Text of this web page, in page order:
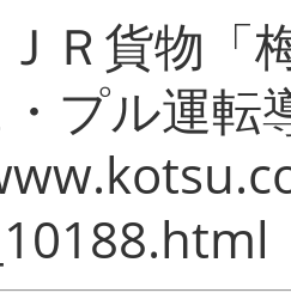
Ｒ貨物「
プル運転